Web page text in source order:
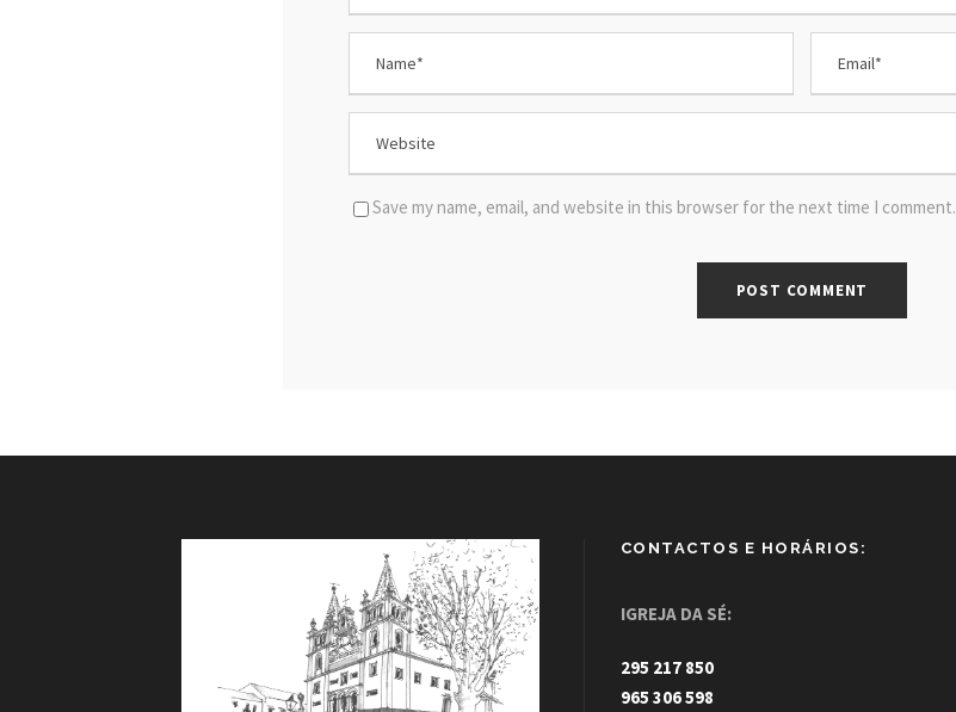
Save my name, email, and website in this browser for the next time I comment.
CONTACTOS E HORÁRIOS:
IGREJA DA SÉ:
295 217 850
965 306 598